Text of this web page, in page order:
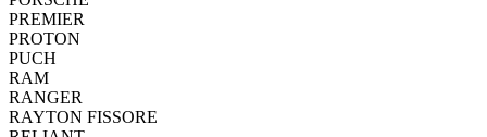
PREMIER
PROTON
PUCH
RAM
RANGER
RAYTON FISSORE